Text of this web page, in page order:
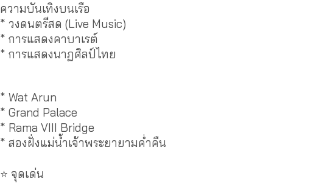
ความบันเทิงบนเรือ
* วงดนตรีสด (Live Music)
* การแสดงคาบาเรต์
* การแสดงนาฏศิลป์ไทย
* Wat Arun
* Grand Palace
* Rama VIII Bridge
* สองฝั่งแม่น้ำเจ้าพระยายามค่ำคืน
⭐ จุดเด่น